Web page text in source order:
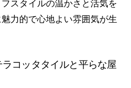
スタイルの温かさと活気を
力的で心地よい雰囲気が生
コッタタイルと平らな屋